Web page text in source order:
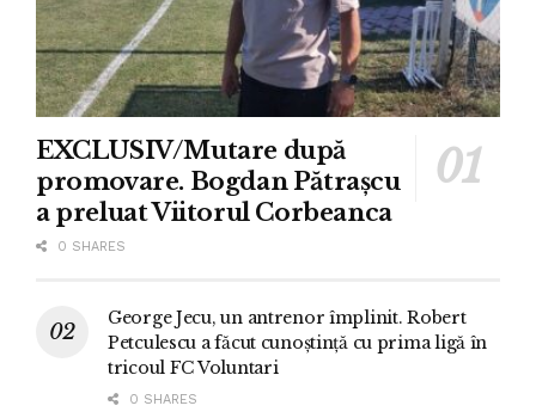
EXCLUSIV/Mutare după
promovare. Bogdan Pătrașcu
a preluat Viitorul Corbeanca
0 SHARES
George Jecu, un antrenor împlinit. Robert
Petculescu a făcut cunoștință cu prima ligă în
tricoul FC Voluntari
0 SHARES